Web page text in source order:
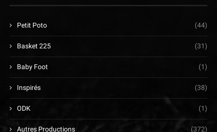
Petit Poto (44)
Basket 225 (31)
Baby Foot (1)
Inspirés (38)
ODK (1)
Autres Productions (372)